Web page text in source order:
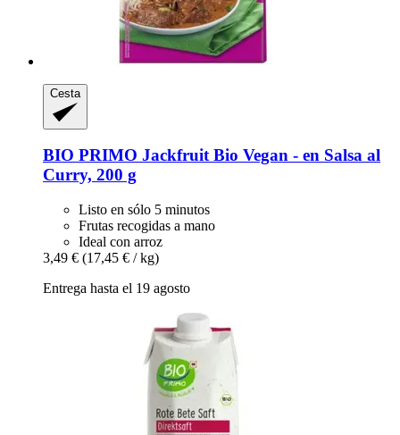
Cesta
BIO PRIMO Jackfruit Bio Vegan -​ en Salsa al
Curry, 200 g
Listo en sólo 5 minutos
Frutas recogidas a mano
Ideal con arroz
3,49 € (17,45 € / kg)
Entrega hasta el 19 agosto